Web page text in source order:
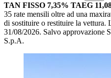
TAN FISSO 7,35% TAEG
35 rate mensili oltre ad una
di sostituire o restituire la vettura.
31/08/2026. Salvo approvazione
S.p.A.